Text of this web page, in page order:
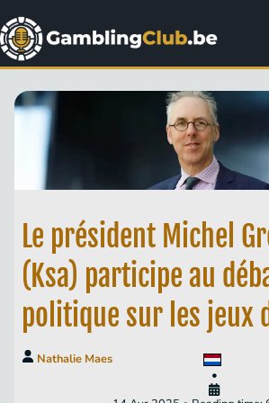
Le président Michel
(Ksa) participe au
politique sur les jeux
Nathalie Maes
•